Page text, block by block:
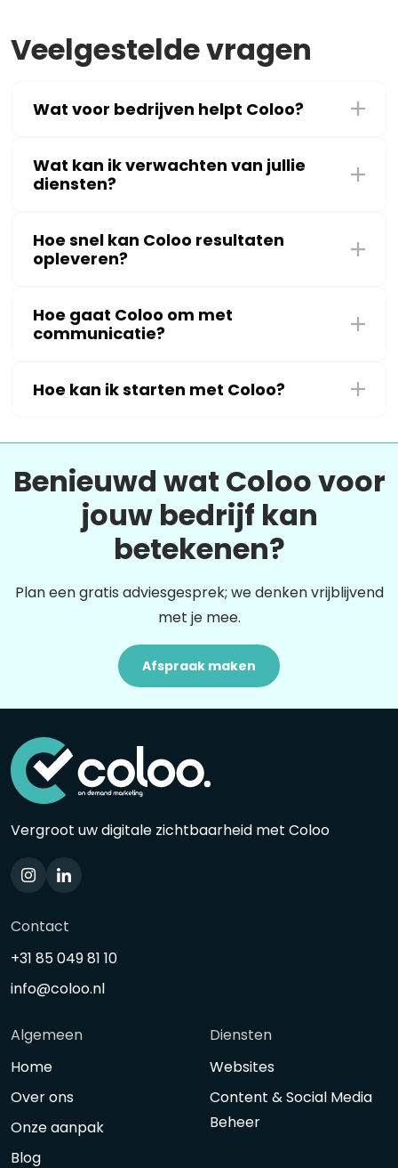
Veelgestelde vragen
Wat voor bedrijven helpt Coloo?
Wat kan ik verwachten van jullie
diensten?
Hoe snel kan Coloo resultaten
opleveren?
Hoe gaat Coloo om met
communicatie?
Hoe kan ik starten met Coloo?
Benieuwd wat Coloo voor
jouw bedrijf kan
betekenen?
Plan een gratis adviesgesprek; we denken vrijblijvend
met je mee.
Afspraak maken
Vergroot uw digitale zichtbaarheid met Coloo
Contact
+31 85 049 81 10
info@coloo.nl
Algemeen
Home
Over ons
Onze aanpak
Blog
Diensten
Websites
Content & Social Media
Beheer